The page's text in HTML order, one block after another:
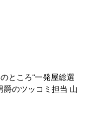
ところ“一発屋総選
爵のツッコミ担当 山